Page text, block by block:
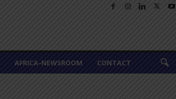
AFRICA-NEWSROOM CONTACT